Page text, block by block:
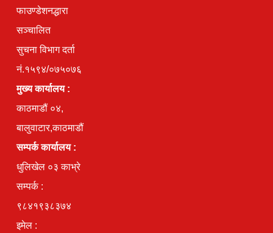
फाउण्डेशनद्धारा
सञ्चालित
सुचना विभाग दर्ता
नं.१५९४/०७५०७६
मुख्य कार्यालय :
काठमाडौं ०४,
बालुवाटार,काठमाडौं
सम्पर्क कार्यालय :
धुलिखेल ०३ काभ्रे
सम्पर्क :
९८४१९३८३७४
इमेल :